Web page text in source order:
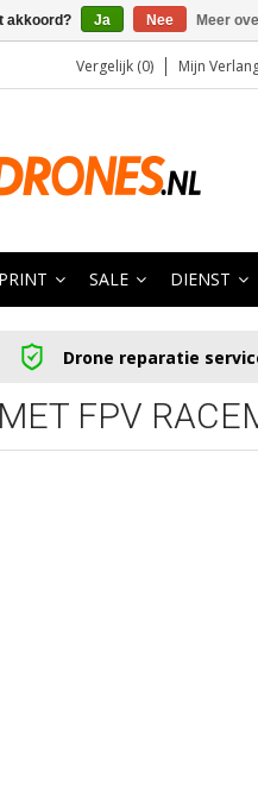
Vergelijk (0) Mijn
SALE DIENST
Drone reparatie
FPV
akkoord? Ja Nee Meer